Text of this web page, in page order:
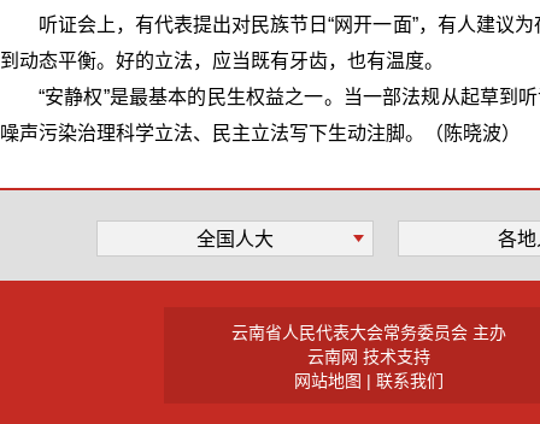
听证会上，有代表提出对民族节日“网开一面”，有人建议
到动态平衡。好的立法，应当既有牙齿，也有温度。
“安静权”是最基本的民生权益之一。当一部法规从起草到
噪声污染治理科学立法、民主立法写下生动注脚。（陈晓波）
全国人大 各
云南省人民代表大会常务委员会 主办
云南网 技术支持
网站地图 | 联系我们